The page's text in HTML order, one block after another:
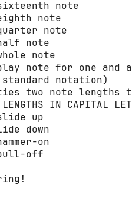
note
note
note
note
note
note for one and
notation)
two note lengths
LENGTHS IN CAPITAL
up
down
on
off